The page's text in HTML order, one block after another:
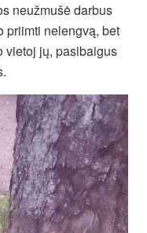
neužmušė darbus
priimti nelengvą, bet
vietoj jų, pasibaigus